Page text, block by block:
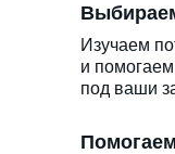
Изучаем
и
под ваши